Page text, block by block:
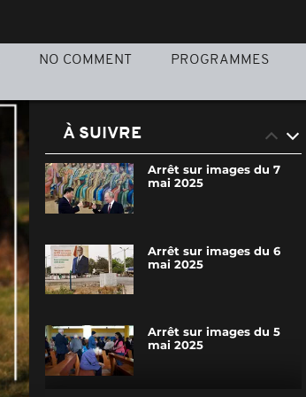
NO COMMENT PROGRAMMES
À SUIVRE
Arrêt sur images du 7
mai 2025
Arrêt sur images du 6
mai 2025
Arrêt sur images du 5
mai 2025